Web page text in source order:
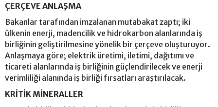
ÇERÇEVE ANLAŞMA
Bakanlar tarafından imzalanan mutabakat zaptı; iki
ülkenin enerji, madencilik ve hidrokarbon alanlarında iş
birliğinin geliştirilmesine yönelik bir çerçeve oluşturuyor.
Anlaşmaya göre; elektrik üretimi, iletimi, dağıtımı ve
ticareti alanlarında iş birliğinin güçlendirilecek ve enerji
verimliliği alanında iş birliği fırsatları araştırılacak.
KRİTİK MİNERALLER